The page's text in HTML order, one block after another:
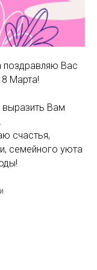
Вас
Марта!
выразить Вам
счастья,
семейного уюта